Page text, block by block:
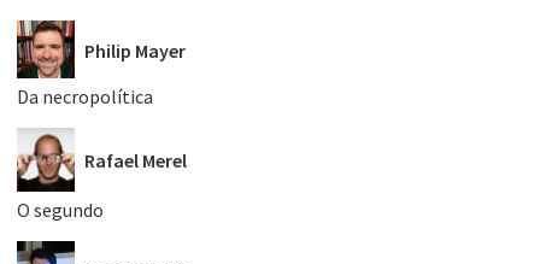
Philip Mayer
Da necropolítica
Rafael Merel
O segundo